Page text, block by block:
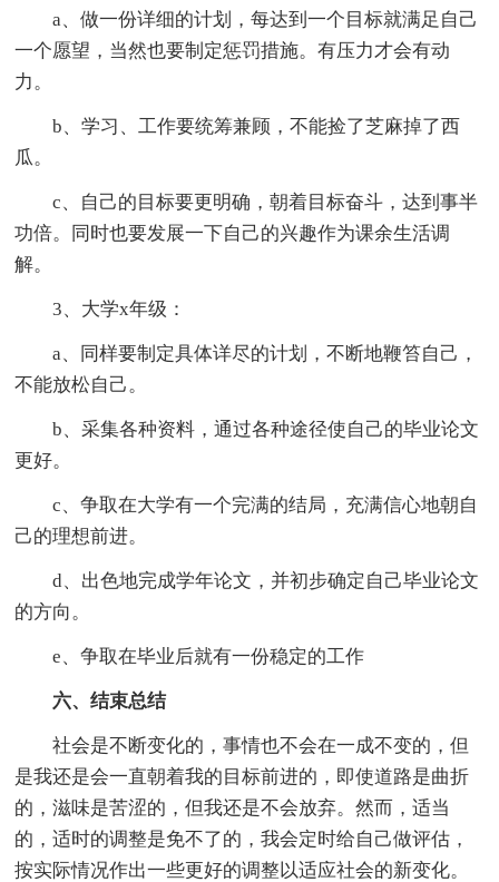
a、做一份详细的计划，每达到一个目标就满足自己
一个愿望，当然也要制定惩罚措施。有压力才会有动
力。
b、学习、工作要统筹兼顾，不能捡了芝麻掉了西
瓜。
c、自己的目标要更明确，朝着目标奋斗，达到事半
功倍。同时也要发展一下自己的兴趣作为课余生活调
解。
3、大学x年级：
a、同样要制定具体详尽的计划，不断地鞭笞自己，
不能放松自己。
b、采集各种资料，通过各种途径使自己的毕业论文
更好。
c、争取在大学有一个完满的结局，充满信心地朝自
己的理想前进。
d、出色地完成学年论文，并初步确定自己毕业论文
的方向。
e、争取在毕业后就有一份稳定的工作
六、结束总结
社会是不断变化的，事情也不会在一成不变的，但
是我还是会一直朝着我的目标前进的，即使道路是曲折
的，滋味是苦涩的，但我还是不会放弃。然而，适当
的，适时的调整是免不了的，我会定时给自己做评估，
按实际情况作出一些更好的调整以适应社会的新变化。